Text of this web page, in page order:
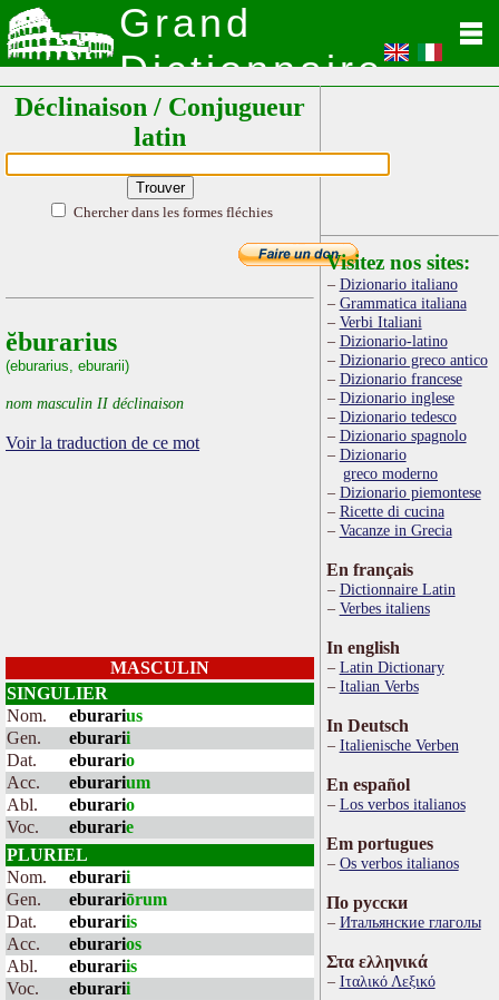
Grand
Dictionnaire
Latin
Déclinaison / Conjugueur
latin
Chercher dans les formes fléchies
ĕburarius
(eburarius, eburarii)
nom masculin II déclinaison
Voir la traduction de ce mot
MASCULIN
SINGULIER
Nom.
eburarius
Gen.
eburarii
Dat.
eburario
Acc.
eburarium
Abl.
eburario
Voc.
eburarie
PLURIEL
Nom.
eburarii
Gen.
eburariōrum
Dat.
eburariis
Acc.
eburarios
Abl.
eburariis
Voc.
eburarii
Visitez nos sites:
Dizionario italiano
Grammatica italiana
Verbi Italiani
Dizionario-latino
Dizionario greco antico
Dizionario francese
Dizionario inglese
Dizionario tedesco
Dizionario spagnolo
Dizionario
greco moderno
Dizionario piemontese
Ricette di cucina
Vacanze in Grecia
En français
Dictionnaire Latin
Verbes italiens
In english
Latin Dictionary
Italian Verbs
In Deutsch
Italienische Verben
En español
Los verbos italianos
Em portugues
Os verbos italianos
По русски
Итальянские глаголы
Στα ελληνικά
Ιταλικό Λεξικό